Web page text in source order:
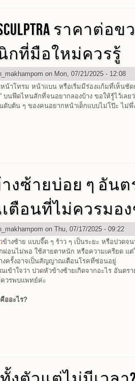
ราคาต่อ
กที่มือใหม่ควรรู้
on Mon, 07/21/2025 - 12:08
หน้าโทรม หน้าแบน หรือเริ่มมีร่องแก้มที่เห็นชั
บนฟีดไหนสักที่จนอยากลองบ้าง ขอให้รู้ไว้เลย
ดับต้น ๆ ของคนอยากหน้าเด็กแบบไม่โป๊ะ ไม่พึ่
งซ้ายบ่อย ๆ อันต
อนที่ไม่ควรมอ
on Thu, 07/17/2025 - 09:22
ข้างซ้าย แบบจี๊ด ๆ ร้าว ๆ เป็นระยะ หรือปวด
ผ่อนไม่พอ ใช้สายตาหนัก หรือความเครียด แ
งครั้งอาจเป็นสัญญาณเตือนโรคที่ซ่อนอยู่
ข้าใจว่า ปวดหัวข้างซ้ายเกิดจากอะไร อันตรา
ควรพบแพทย์ค่ะ
ออะไร?